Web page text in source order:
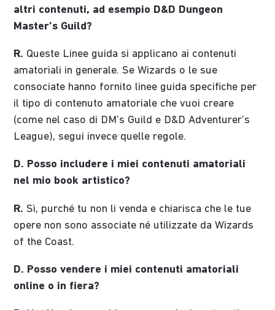
altri contenuti, ad esempio D&D Dungeon
Master’s Guild?
R. Queste Linee guida si applicano ai contenuti
amatoriali in generale. Se Wizards o le sue
consociate hanno fornito linee guida specifiche per
il tipo di contenuto amatoriale che vuoi creare
(come nel caso di DM’s Guild e D&D Adventurer’s
League), segui invece quelle regole.
D. Posso includere i miei contenuti amatoriali
nel mio book artistico?
R. Sì, purché tu non li venda e chiarisca che le tue
opere non sono associate né utilizzate da Wizards
of the Coast.
D. Posso vendere i miei contenuti amatoriali
online o in fiera?